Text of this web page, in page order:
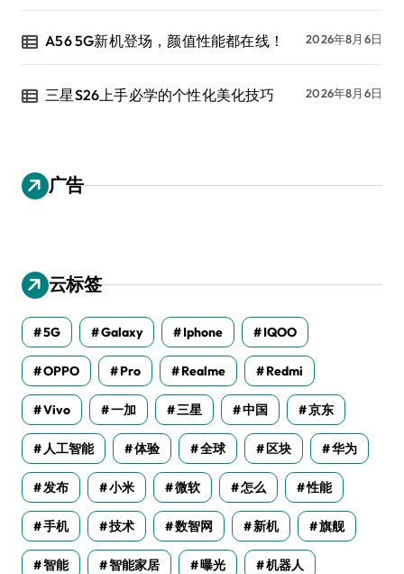
A56 5G新机登场，颜值性能都在线！ 2026年8月6日
三星S26上手必学的个性化美化技巧 2026年8月6日
广告
云标签
5G Galaxy Iphone IQOO
OPPO Pro Realme Redmi
Vivo 一加 三星 中国 京东
人工智能 体验 全球 区块 华为
发布 小米 微软 怎么 性能
手机 技术 数智网 新机 旗舰
智能 智能家居 曝光 机器人